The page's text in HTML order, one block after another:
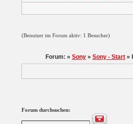
(Benutzer im Forum aktiv: 1 Besucher)
Forum: » Sony » Sony - Start »
Forum durchsuchen: